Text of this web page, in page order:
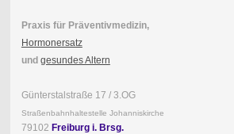
Praxis für Präventivmedizin,
Hormonersatz
und gesundes Altern
Günterstalstraße 17 / 3.OG
Straßenbahnhaltestelle Johanniskirche
79102 Freiburg i. Brsg.